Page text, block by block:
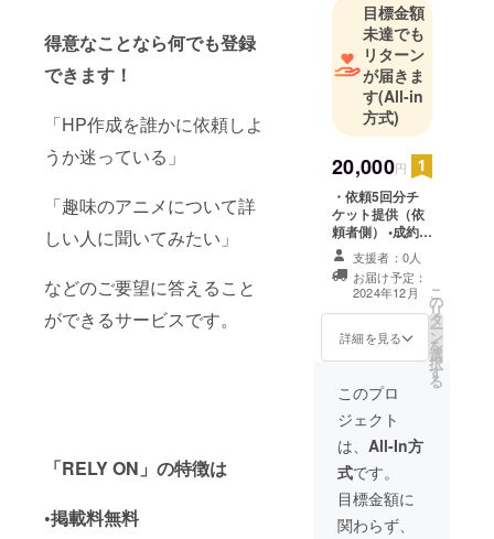
得意なことなら何でも登録
できます！
「HP作成を誰かに依頼しよ
うか迷っている」
「趣味のアニメについて詳
しい人に聞いてみたい」
などのご要望に答えること
ができるサービスです。
「RELY ON」の特徴は
•掲載料無料
目標金額
未達でも
リターン
が届きま
す(All-in
方式)
20,000円
・依頼5回分チ
ケット提供（依
頼者側） •成約手
数料免除5回分提
供（掲載者側）
※売上金額に関わ
らず成約手数料
免除します ※リ
ターンの有効期
限 2026年12月
支援者：0人
お届け予定：
2024年12月
詳細を見る
こ
の
リ
タ
ー
ン
を
選
択
す
る
このプロ
ジェクト
は、 All-In方
式です。
目標金額に
関わらず、